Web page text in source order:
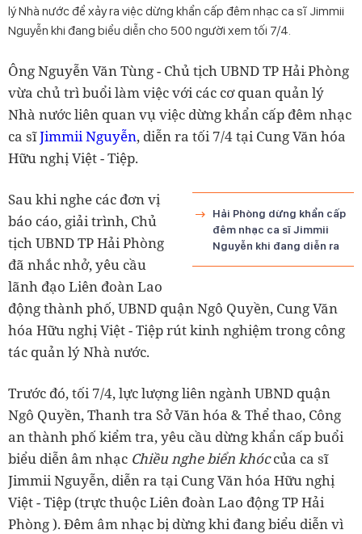
lý Nhà nước để xảy ra việc dừng khẩn cấp đêm nhạc ca sĩ Jimmii
Nguyễn khi đang biểu diễn cho 500 người xem tối 7/4.
Ông Nguyễn Văn Tùng - Chủ tịch UBND TP Hải Phòng
vừa chủ trì buổi làm việc với các cơ quan quản lý
Nhà nước liên quan vụ việc dừng khẩn cấp đêm nhạc
ca sĩJimmii Nguyễn, diễn ra tối 7/4 tại Cung Văn hóa
Hữu nghị Việt - Tiệp.
Hải Phòng dừng khẩn cấp
đêm nhạc ca sĩ Jimmii
Nguyễn khi đang diễn ra
Sau khi nghe các đơn vị
báo cáo, giải trình, Chủ
tịch UBND TP Hải Phòng
đã nhắc nhở, yêu cầu
lãnh đạo Liên đoàn Lao
động thành phố, UBND quận Ngô Quyền, Cung Văn
hóa Hữu nghị Việt - Tiệp rút kinh nghiệm trong công
tác quản lý Nhà nước.
Trước đó, tối 7/4, lực lượng liên ngành UBND quận
Ngô Quyền, Thanh tra Sở Văn hóa & Thể thao, Công
an thành phố kiểm tra, yêu cầu dừng khẩn cấp buổi
biểu diễn âm nhạc Chiều nghe biển khóccủa ca sĩ
Jimmii Nguyễn, diễn ra tại Cung Văn hóa Hữu nghị
Việt - Tiệp (trực thuộc Liên đoàn Lao động TP Hải
Phòng ). Đêm âm nhạc bị dừng khi đang biểu diễn vì